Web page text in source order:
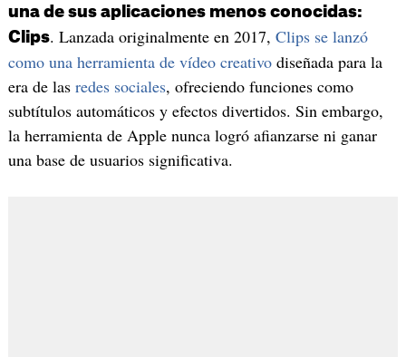
una de sus aplicaciones menos conocidas:
Clips. Lanzada originalmente en 2017, Clips se lanzó
como una herramienta de vídeo creativodiseñada para la
era de las redes sociales, ofreciendo funciones como
subtítulos automáticos y efectos divertidos. Sin embargo,
la herramienta de Apple nunca logró afianzarse ni ganar
una base de usuarios significativa.